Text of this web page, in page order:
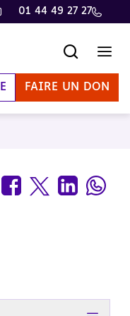
01 44 49 27 27
FAIRE UN DON